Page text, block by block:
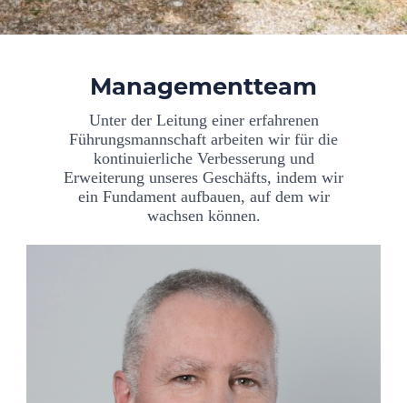
Managementteam
Unter der Leitung einer erfahrenen
Führungsmannschaft arbeiten wir für die
kontinuierliche Verbesserung und
Erweiterung unseres Geschäfts, indem wir
ein Fundament aufbauen, auf dem wir
wachsen können.